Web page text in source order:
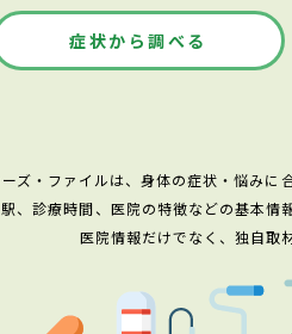
症状から調べる
ーズ・ファイルは、身体の症状・悩みに
、診療時間、医院の特徴などの基本情
医院情報だけでなく、独自取